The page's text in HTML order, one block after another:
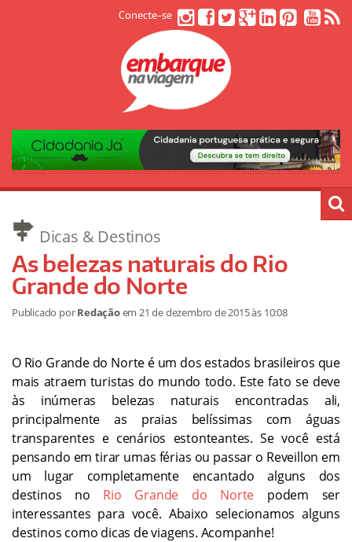
Conecte-se
Dicas & Destinos
As belezas naturais do Rio
Grande do Norte
Publicado porRedaçãoem21 de dezembro de 2015às 10:08
O Rio Grande do Norte é um dos estados brasileiros que
mais atraem turistas do mundo todo. Este fato se deve
às inúmeras belezas naturais encontradas ali,
principalmente as praias belíssimas com águas
transparentes e cenários estonteantes. Se você está
pensando em tirar umas férias ou passar o Reveillon em
um lugar completamente encantado alguns dos
destinos no Rio Grande do Norte podem ser
interessantes para você. Abaixo selecionamos alguns
destinos como dicas de viagens. Acompanhe!